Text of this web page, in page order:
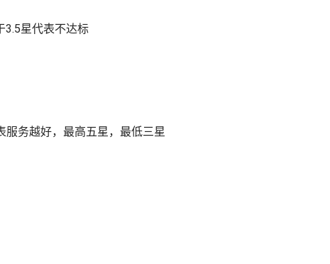
3.5星代表不达标
务越好，最高五星，最低三星